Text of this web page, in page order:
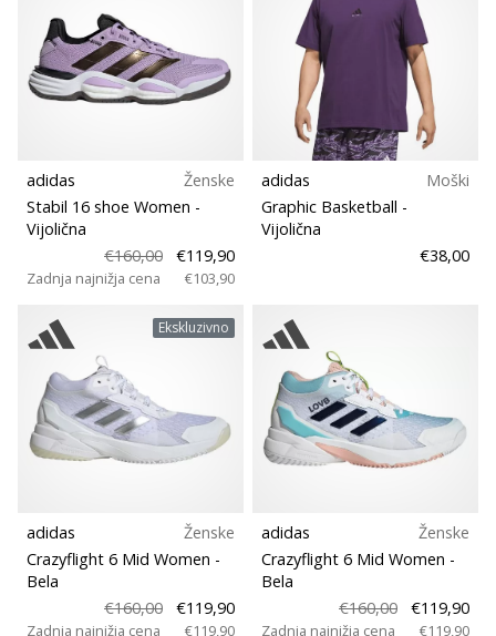
adidas
Ženske
Stabil 16 shoe Women -
Vijolična
€160,00
€119,90
Zadnja najnižja cena €103,90
adidas
Moški
Graphic Basketball -
Vijolična
€38,00
Ekskluzivno
adidas
Ženske
Crazyflight 6 Mid Women -
Bela
€160,00
€119,90
Zadnja najnižja cena €119,90
adidas
Ženske
Crazyflight 6 Mid Women -
Bela
€160,00
€119,90
Zadnja najnižja cena €119,90